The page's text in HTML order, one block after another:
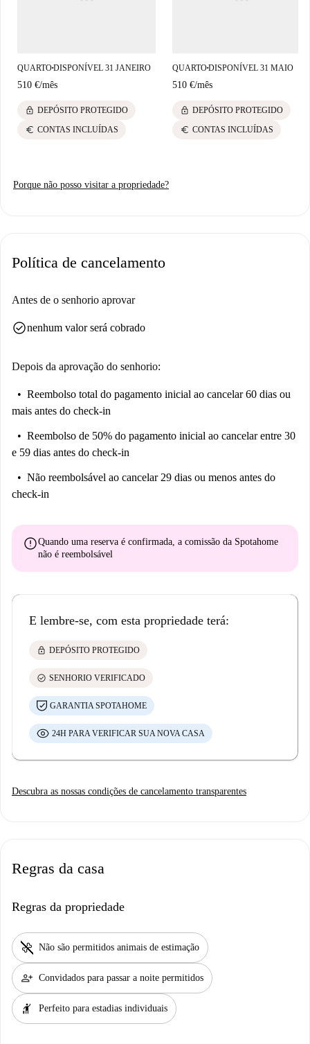
QUARTO■DISPONÍVEL 31 JANEIRO
510 €/mês
lock DEPÓSITO PROTEGIDO
euro CONTAS INCLUÍDAS
QUARTO■DISPONÍVEL 31 MAIO
510 €/mês
lock DEPÓSITO PROTEGIDO
euro CONTAS INCLUÍDAS
Porque não posso visitar a propriedade?
Política de cancelamento
Antes de o senhorio aprovar
check_circlenenhum valor será cobrado
Depois da aprovação do senhorio:
Reembolso total do pagamento inicial ao cancelar 60 dias ou
mais antes do check-in
Reembolso de 50% do pagamento inicial ao cancelar entre 30
e 59 dias antes do check-in
Não reembolsável ao cancelar 29 dias ou menos antes do
check-in
errorQuando uma reserva é confirmada, a comissão da Spotahome
não é reembolsável
E lembre-se, com esta propriedade terá:
lock DEPÓSITO PROTEGIDO
check_circle SENHORIO VERIFICADO
GARANTIA SPOTAHOME
24H PARA VERIFICAR SUA NOVA CASA
Descubra as nossas condições de cancelamento transparentes
Regras da casa
Regras da propriedade
pet_supplies Não são permitidos animais de estimação
person_add Convidados para passar a noite permitidos
hail Perfeito para estadias individuais